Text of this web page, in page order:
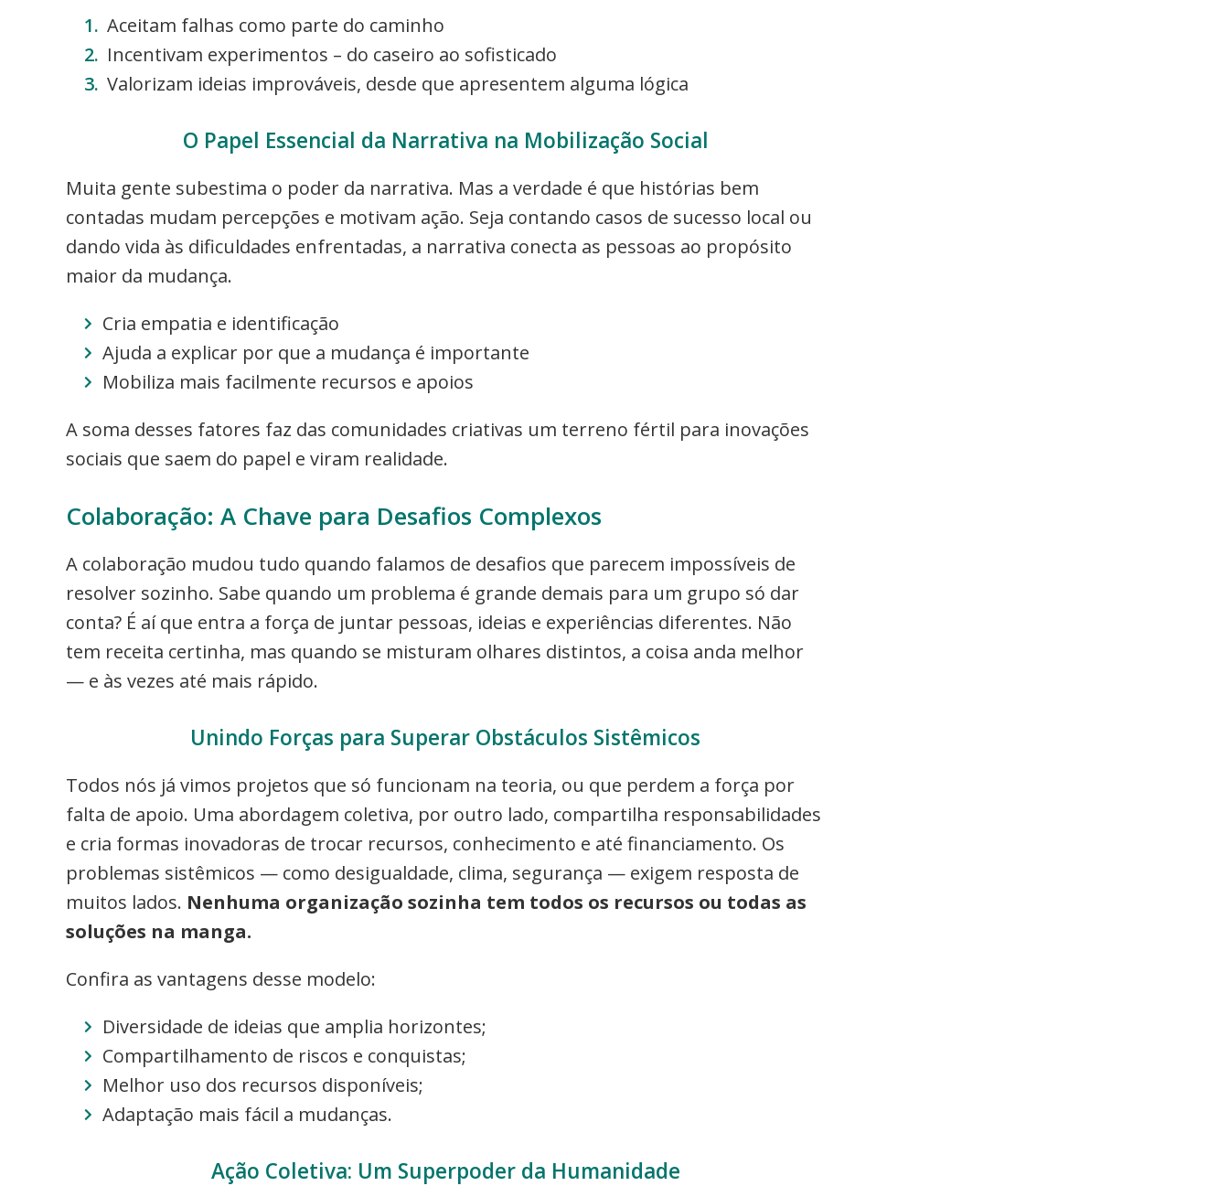
Aceitam falhas como parte do caminho
Incentivam experimentos – do caseiro ao sofisticado
Valorizam ideias improváveis, desde que apresentem alguma lógica
O Papel Essencial da Narrativa na Mobilização Social
Muita gente subestima o poder da narrativa. Mas a verdade é que histórias bem
contadas mudam percepções e motivam ação. Seja contando casos de sucesso local ou
dando vida às dificuldades enfrentadas, a narrativa conecta as pessoas ao propósito
maior da mudança.
Cria empatia e identificação
Ajuda a explicar por que a mudança é importante
Mobiliza mais facilmente recursos e apoios
A soma desses fatores faz das comunidades criativas um terreno fértil para inovações
sociais que saem do papel e viram realidade.
Colaboração: A Chave para Desafios Complexos
A colaboração mudou tudo quando falamos de desafios que parecem impossíveis de
resolver sozinho. Sabe quando um problema é grande demais para um grupo só dar
conta? É aí que entra a força de juntar pessoas, ideias e experiências diferentes. Não
tem receita certinha, mas quando se misturam olhares distintos, a coisa anda melhor
— e às vezes até mais rápido.
Unindo Forças para Superar Obstáculos Sistêmicos
Todos nós já vimos projetos que só funcionam na teoria, ou que perdem a força por
falta de apoio. Uma abordagem coletiva, por outro lado, compartilha responsabilidades
e cria formas inovadoras de trocar recursos, conhecimento e até financiamento. Os
problemas sistêmicos — como desigualdade, clima, segurança — exigem resposta de
muitos lados. Nenhuma organização sozinha tem todos os recursos ou todas as
soluções na manga.
Confira as vantagens desse modelo:
Diversidade de ideias que amplia horizontes;
Compartilhamento de riscos e conquistas;
Melhor uso dos recursos disponíveis;
Adaptação mais fácil a mudanças.
Ação Coletiva: Um Superpoder da Humanidade